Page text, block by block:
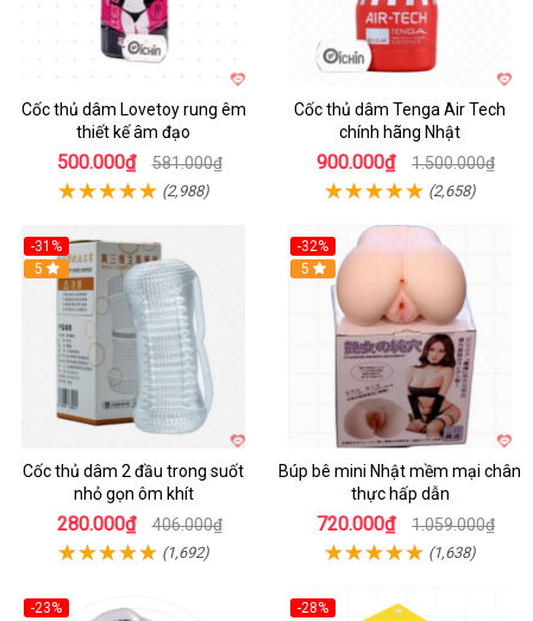
Cốc thủ dâm Lovetoy rung êm
thiết kế âm đạo
500.000₫ 581.000₫
(2,988)
Cốc thủ dâm Tenga Air Tech
chính hãng Nhật
900.000₫ 1.500.000₫
(2,658)
-31%
Hot
5
Cốc thủ dâm 2 đầu trong suốt
nhỏ gọn ôm khít
280.000₫ 406.000₫
(1,692)
-32%
Hot
5
Búp bê mini Nhật mềm mại chân
thực hấp dẫn
720.000₫ 1.059.000₫
(1,638)
-23% -28%